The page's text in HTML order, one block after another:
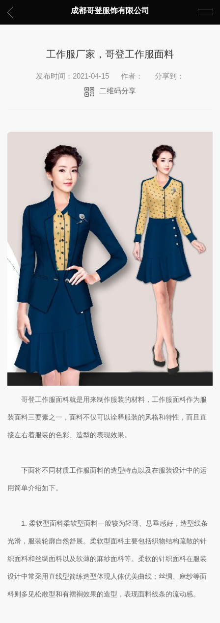
成都哥登服饰有限公司
工作服厂家，哥登工作服面料
发布时间：2021-04-15 作者：
分享到：
二维码分享
哥登工作服面料就是用来制作服装的材料，工作服面料作为服
装面料三要素之一，面料不仅可以诠释服装的风格和特性，而且直
接左右着服装的色彩、造型的表现效果。
下面将不同材质工作服面料的造型特点以及在服装设计中的运
用简单介绍如下。
1. 柔软型面料柔软型面料一般较为轻薄、悬垂感好，造型线条
光滑，服装轮廓自然舒展。柔软型面料主要包括织物结构疏散的针
织面料和丝绸面料以及软薄的麻纱面料等。柔软的针织面料在服装
设计中常采用直线型简练造型体现人体优美曲线；丝绸、麻纱等面
料则多见松散型和有褶裥效果的造型，表现面料线条的流动感。